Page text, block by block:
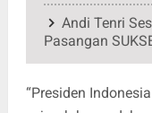
Andi Tenri
Pasangan
“Presiden